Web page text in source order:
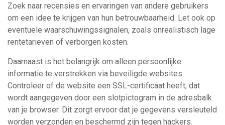
Zoek naar recensies en ervaringen van andere gebruikers
om een idee te krijgen van hun betrouwbaarheid. Let ook op
eventuele waarschuwingssignalen, zoals onrealistisch lage
rentetarieven of verborgen kosten.
Daarnaast is het belangrijk om alleen persoonlijke
informatie te verstrekken via beveiligde websites.
Controleer of de website een SSL-certificaat heeft, dat
wordt aangegeven door een slotpictogram in de adresbalk
van je browser. Dit zorgt ervoor dat je gegevens versleuteld
worden verzonden en beschermd zijn tegen hackers.